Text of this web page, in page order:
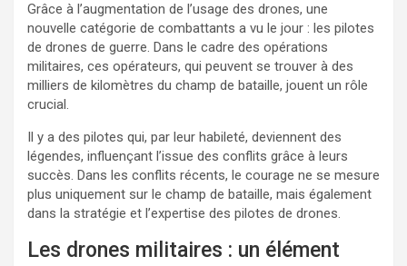
Grâce à l’augmentation de l’usage des drones, une
nouvelle catégorie de combattants a vu le jour : les pilotes
de drones de guerre. Dans le cadre des opérations
militaires, ces opérateurs, qui peuvent se trouver à des
milliers de kilomètres du champ de bataille, jouent un rôle
crucial.
Il y a des pilotes qui, par leur habileté, deviennent des
légendes, influençant l’issue des conflits grâce à leurs
succès. Dans les conflits récents, le courage ne se mesure
plus uniquement sur le champ de bataille, mais également
dans la stratégie et l’expertise des pilotes de drones.
Les drones militaires : un élément